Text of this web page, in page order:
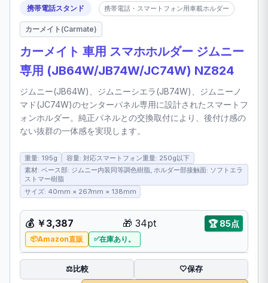
携帯電話スタンド 携帯電話・スマートフォン用車載ホルダー
カーメイト(Carmate)
カーメイト 車用 スマホホルダー ジムニー
専用 (JB64W/JB74W/JC74W) NZ824
ジムニー(JB64W)、ジムニーシエラ(JB74W)、ジムニーノ
マド(JC74W)のセンターパネル専用に設計されたスマートフ
ォンホルダー。純正パネルとの交換取付により、後付け感の
ない抜群の一体感を実現します。
重量: 195g
容量: 対応スマートフォン重量: 250g以下
素材: ベース部: ジムニー内装同等調色樹脂, ホルダー部接触面: ソフトエラ
ストマー樹脂
サイズ: 40mm × 267mm × 138mm
💰 ￥3,387 🎁 34pt 🏆85点
Amazon直販 在庫あり。
⚖️比較 🤍保存